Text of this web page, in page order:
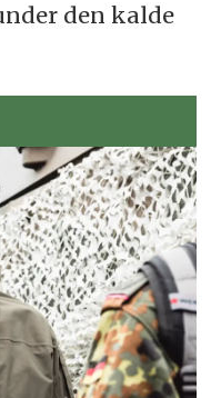
den kalde